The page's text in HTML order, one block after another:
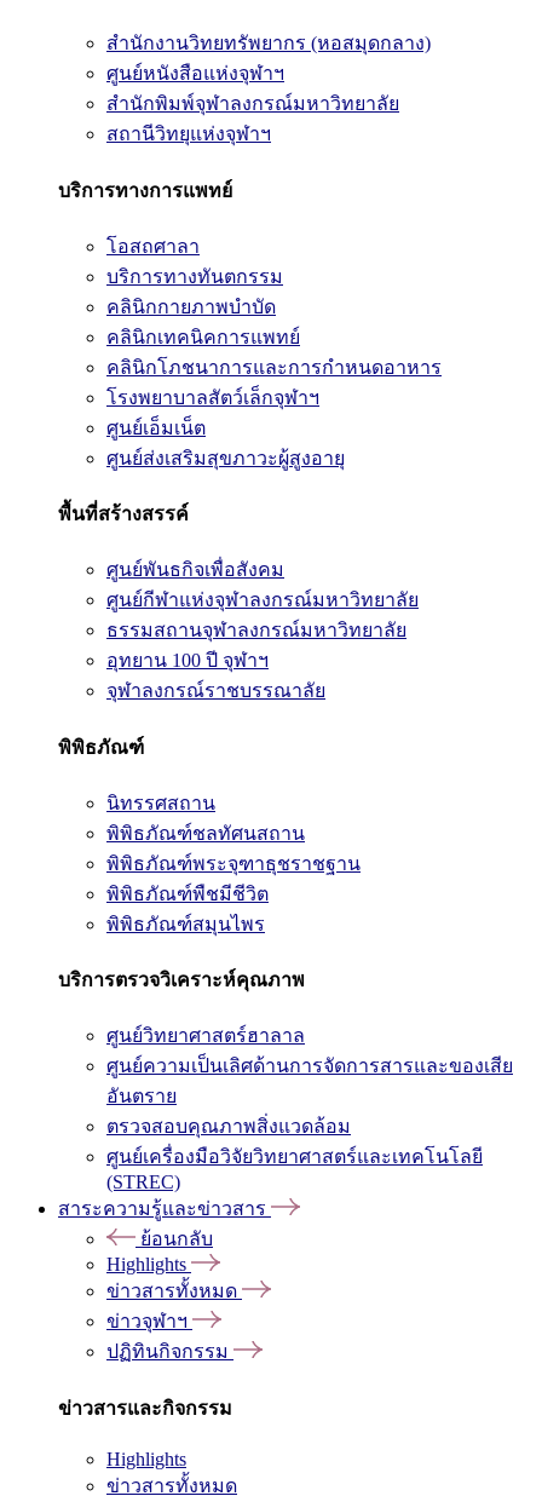
สำนักงานวิทยทรัพยากร (หอสมุดกลาง)
ศูนย์หนังสือแห่งจุฬาฯ
สำนักพิมพ์จุฬาลงกรณ์มหาวิทยาลัย
สถานีวิทยุแห่งจุฬาฯ
บริการทางการแพทย์
โอสถศาลา
บริการทางทันตกรรม
คลินิกกายภาพบำบัด
คลินิกเทคนิคการแพทย์
คลินิกโภชนาการและการกำหนดอาหาร
โรงพยาบาลสัตว์เล็กจุฬาฯ
ศูนย์เอ็มเน็ต
ศูนย์ส่งเสริมสุขภาวะผู้สูงอายุ
พื้นที่สร้างสรรค์
ศูนย์พันธกิจเพื่อสังคม
ศูนย์กีฬาแห่งจุฬาลงกรณ์มหาวิทยาลัย
ธรรมสถานจุฬาลงกรณ์มหาวิทยาลัย
อุทยาน 100 ปี จุฬาฯ
จุฬาลงกรณ์ราชบรรณาลัย
พิพิธภัณฑ์
นิทรรศสถาน
พิพิธภัณฑ์ชลทัศนสถาน
พิพิธภัณฑ์พระจุฑาธุชราชฐาน
พิพิธภัณฑ์พืชมีชีวิต
พิพิธภัณฑ์สมุนไพร
บริการตรวจวิเคราะห์คุณภาพ
ศูนย์วิทยาศาสตร์ฮาลาล
ศูนย์ความเป็นเลิศด้านการจัดการสารและของเสีย
อันตราย
ตรวจสอบคุณภาพสิ่งแวดล้อม
ศูนย์เครื่องมือวิจัยวิทยาศาสตร์และเทคโนโลยี
(STREC)
สาระความรู้และข่าวสาร
ย้อนกลับ
Highlights
ข่าวสารทั้งหมด
ข่าวจุฬาฯ
ปฏิทินกิจกรรม
ข่าวสารและกิจกรรม
Highlights
ข่าวสารทั้งหมด